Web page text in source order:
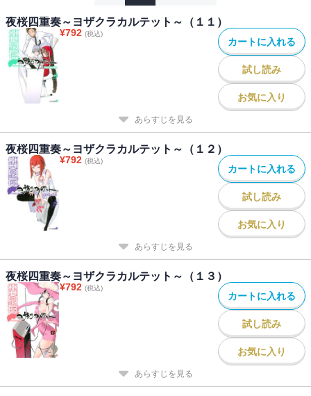
夜桜四重奏～ヨザクラカルテット～（１１）
¥792 (税込)
カートに入れる
試し読み
お気に入り
あらすじを見る
夜桜四重奏～ヨザクラカルテット～（１２）
¥792 (税込)
カートに入れる
試し読み
お気に入り
あらすじを見る
夜桜四重奏～ヨザクラカルテット～（１３）
¥792 (税込)
カートに入れる
試し読み
お気に入り
あらすじを見る